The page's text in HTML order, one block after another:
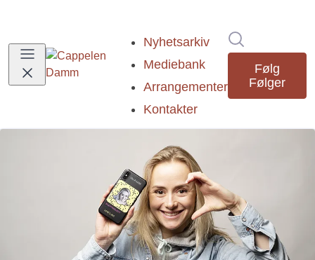
Nyhetsarkiv
Mediebank
Arrangementer
Kontakter
Følg
Følger